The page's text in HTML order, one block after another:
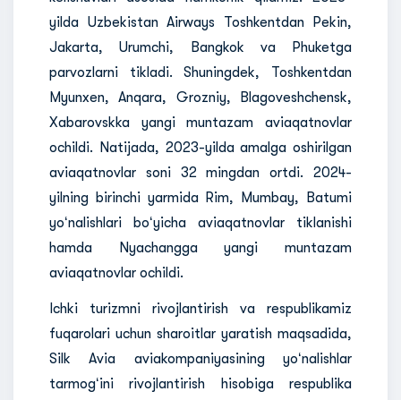
yilda Uzbekistan Airways Toshkentdan Pekin,
Jakarta, Urumchi, Bangkok va Phuketga
parvozlarni tikladi. Shuningdek, Toshkentdan
Myunxen, Anqara, Grozniy, Blagoveshchensk,
Xabarovskka yangi muntazam aviaqatnovlar
ochildi. Natijada, 2023-yilda amalga oshirilgan
aviaqatnovlar soni 32 mingdan ortdi. 2024-
yilning birinchi yarmida Rim, Mumbay, Batumi
yoʻnalishlari boʻyicha aviaqatnovlar tiklanishi
hamda Nyachangga yangi muntazam
aviaqatnovlar ochildi.
Ichki turizmni rivojlantirish va respublikamiz
fuqarolari uchun sharoitlar yaratish maqsadida,
Silk Avia aviakompaniyasining yoʻnalishlar
tarmogʻini rivojlantirish hisobiga respublika